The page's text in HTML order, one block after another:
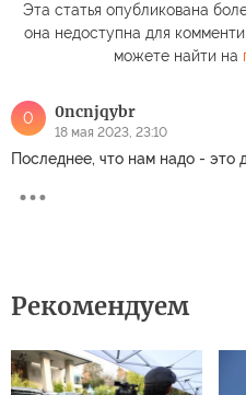
Эта статья опубликована
она недоступна для
можете найти на
0 0ncnjqybr
18 мая 2023, 23:10
Последнее, что нам надо - это
Рекомендуем